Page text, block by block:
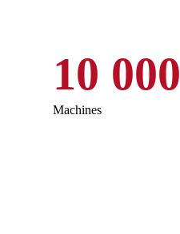
10 000
Machines